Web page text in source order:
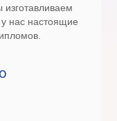
нас настоящие